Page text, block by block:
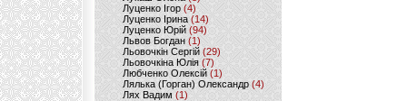
Луценко Ігор (4)
Луценко Ірина (14)
Луценко Юрій (94)
Львов Богдан (1)
Льовочкін Сергій (29)
Льовочкіна Юлія(7)
Любченко Олексій(1)
Лялька (Горган) Олександр(4)
Лях Вадим (1)